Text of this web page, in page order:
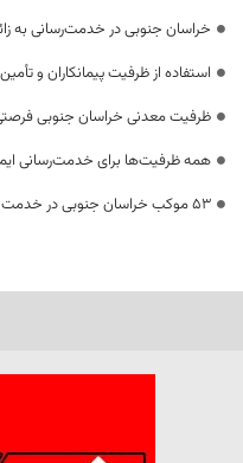
خراسان جنوبی در خدمت‌رسانی به
استفاده از ظرفیت پیمانکاران و
ظرفیت معدنی خراسان جنوبی
همه ظرفیت‌ها برای خدمت‌رسانی
53 موکب خراسان جنوبی در خدمت زائران اربعین